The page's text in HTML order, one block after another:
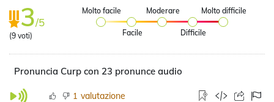
3/5
(9 voti)
Molto facile
Facile
Moderare
Difficile
Molto difficile
Pronuncia Curp con 23 pronunce audio
1 valutazione